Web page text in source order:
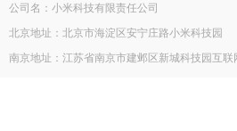
公司名：小米科技有限责任公司
北京地址：北京市海淀区安宁庄路小米科技园
南京地址：江苏省南京市建邺区新城科技园互联